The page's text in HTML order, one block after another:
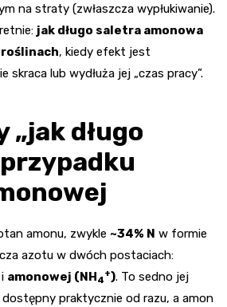
na straty (zwłaszcza wypłukiwanie).
jak długo saletra amonowa
roślinach, kiedy efekt jest
skraca lub wydłuża jej „czas pracy”.
„jak długo
przypadku
amonu, zwykle ~34% N w formie
azotu w dwóch postaciach:
i amonowej (NH4
+). To sedno jej
praktycznie od razu, a amon